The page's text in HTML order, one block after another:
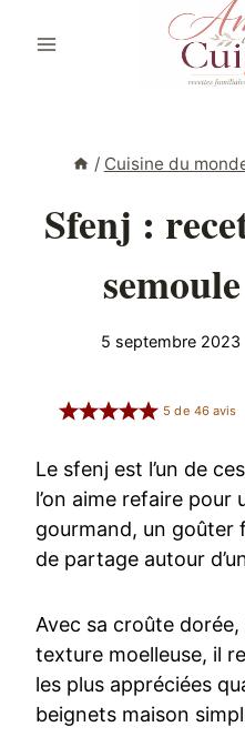
/ Cuisine du
Sfenj :
5 septembre 2023
5 de 46avis
Le sfenj est l’un de
l’on aime refaire
gourmand, un goûter
de partage autour
Avec sa croûte
texture moelleuse, il
les plus appréciées
beignets maison